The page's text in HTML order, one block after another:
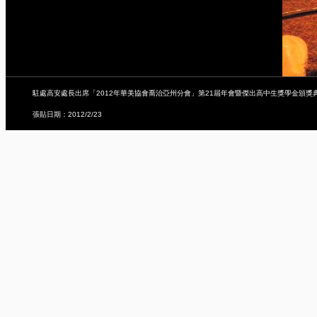
駐處高安處長出席「2012年華美協會喬治亞州分會」第21屆年會暨傑出高中生獎學金頒獎
張貼日期：2012/2/23